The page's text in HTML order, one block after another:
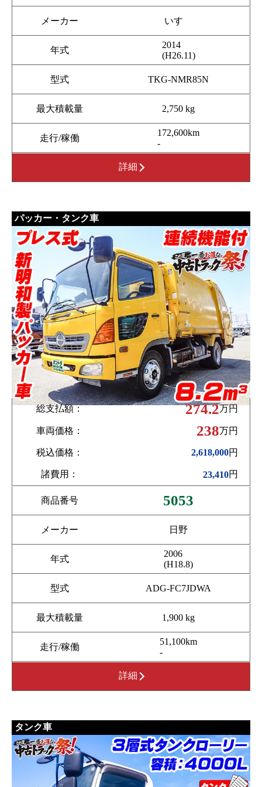
メーカー いすゞ
年式
2014
(H26.11)
型式 TKG-NMR85N
最大積載量 2,750 kg
走行/稼働
172,600km
-
詳細
パッカー・タンク車
総支払額： 274.2万円
車両価格： 238万円
税込価格： 2,618,000円
諸費用： 23,410円
商品番号 5053
メーカー 日野
年式
2006
(H18.8)
型式 ADG-FC7JDWA
最大積載量 1,900 kg
走行/稼働
51,100km
-
詳細
タンク車